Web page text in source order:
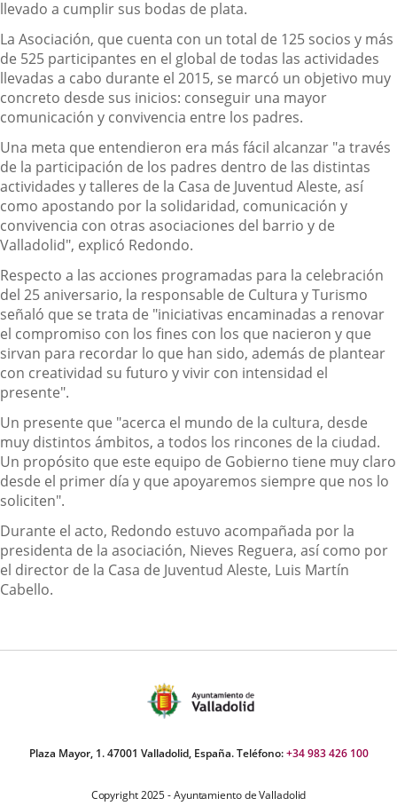
llevado a cumplir sus bodas de plata.
La Asociación, que cuenta con un total de 125 socios y más
de 525 participantes en el global de todas las actividades
llevadas a cabo durante el 2015, se marcó un objetivo muy
concreto desde sus inicios: conseguir una mayor
comunicación y convivencia entre los padres.
Una meta que entendieron era más fácil alcanzar "a través
de la participación de los padres dentro de las distintas
actividades y talleres de la Casa de Juventud Aleste, así
como apostando por la solidaridad, comunicación y
convivencia con otras asociaciones del barrio y de
Valladolid", explicó Redondo.
Respecto a las acciones programadas para la celebración
del 25 aniversario, la responsable de Cultura y Turismo
señaló que se trata de "iniciativas encaminadas a renovar
el compromiso con los fines con los que nacieron y que
sirvan para recordar lo que han sido, además de plantear
con creatividad su futuro y vivir con intensidad el
presente".
Un presente que "acerca el mundo de la cultura, desde
muy distintos ámbitos, a todos los rincones de la ciudad.
Un propósito que este equipo de Gobierno tiene muy claro
desde el primer día y que apoyaremos siempre que nos lo
soliciten".
Durante el acto, Redondo estuvo acompañada por la
presidenta de la asociación, Nieves Reguera, así como por
el director de la Casa de Juventud Aleste, Luis Martín
Cabello.
Plaza Mayor, 1. 47001 Valladolid, España. Teléfono:+34 983 426 100
Copyright 2025 - Ayuntamiento de Valladolid